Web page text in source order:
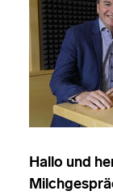
Hallo und